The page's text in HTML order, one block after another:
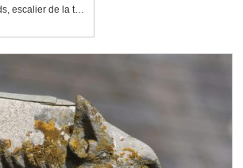
Château de Pierrefonds, escalier de la tourelle du donjon, amortissement